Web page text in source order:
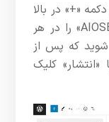
«+» در بالا
کلیک کنید و بلوک «AIOSEO Local – Map» را در هر
که پس از
«انتشار» کلیک